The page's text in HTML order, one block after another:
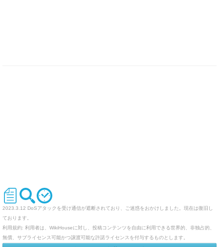
2023.3.12 DoSアタックを受け通信が遮断されており、ご迷惑をおかけしました。現在は復旧し
ております。
利用規約: 利用者は、WikiHouseに対し、投稿コンテンツを自由に利用できる世界的、非独占的、
無償、サブライセンス可能かつ譲渡可能な許諾ライセンスを付与するものとします。